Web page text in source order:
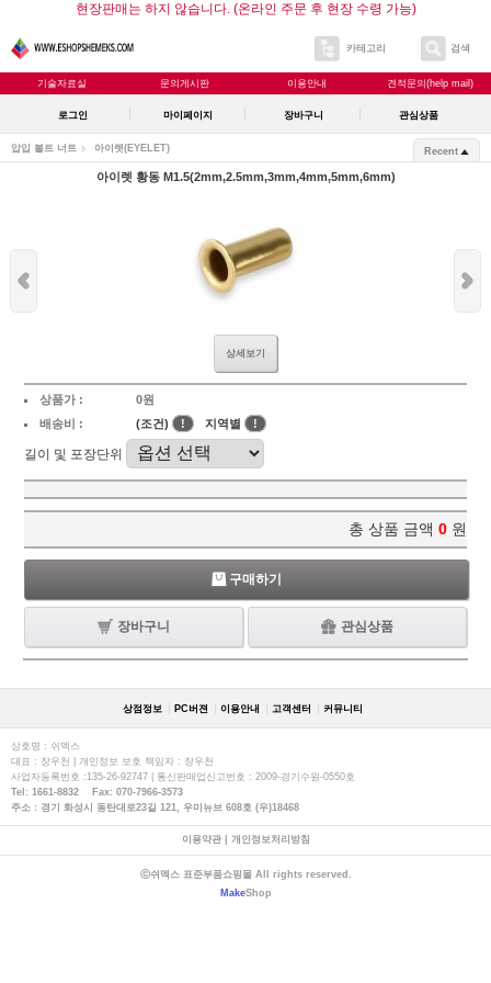
현장판매는 하지 않습니다. (온라인 주문 후 현장 수령 가능)
카테고리 검색
기술자료실 문의게시판 이용안내 견적문의(help mail)
로그인 마이페이지 장바구니 관심상품
압입 볼트 너트 아이렛(EYELET) Recent
아이렛 황동 M1.5(2mm,2.5mm,3mm,4mm,5mm,6mm)
상세보기
상품가 :
0원
배송비 :
(조건) ! 지역별 !
길이 및 포장단위
총 상품 금액 0 원
구매하기
장바구니 관심상품
상점정보 PC버젼 이용안내 고객센터 커뮤니티
상호명 : 쉬멕스
대표 : 장우천 | 개인정보 보호 책임자 : 장우천
사업자등록번호 :135-26-92747 | 통신판매업신고번호 : 2009-경기수원-0550호
Tel: 1661-8832 Fax: 070-7966-3573
주소 : 경기 화성시 동탄대로23길 121, 우미뉴브 608호 (우)18468
이용약관| 개인정보처리방침
ⓒ쉬멕스 표준부품쇼핑몰 All rights reserved.
MakeShop